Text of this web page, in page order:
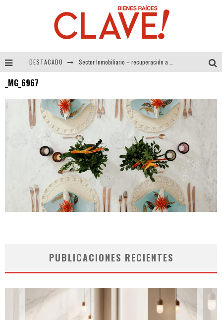
DESTACADO
El Despertar de la Calidez: Acabados Dorados de FV para Elevar tu Espacio
Tecnología y Bienestar de Vanguardia: El Inodoro Inteligente Neotech de FV.
_MG_6967
PUBLICACIONES RECIENTES